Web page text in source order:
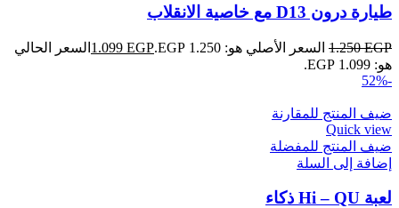
طيارة درون D13 مع خاصية الانقلاب
1.250EGP السعر الأصلي هو: 1.250 EGP. 1.099 EGP
السعر الحالي
هو: 1.099 EGP.
-52%
ضيف المنتج للمقارنة
Quick view
ضيف المنتج للمفضلة
إضافة إلى السلة
لعبة Hi – QU ذكاء